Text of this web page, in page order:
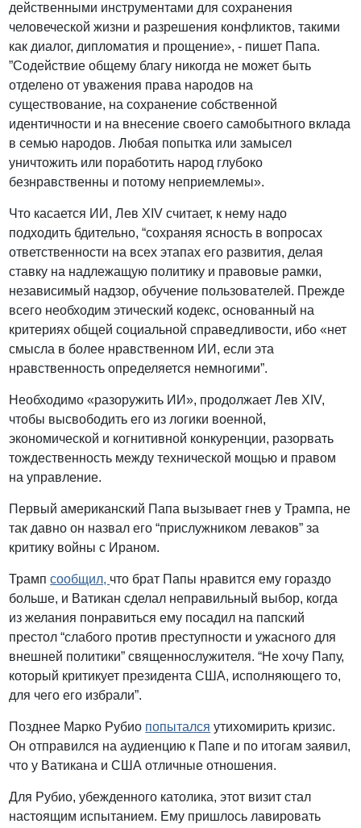
действенными инструментами для сохранения
человеческой жизни и разрешения конфликтов, такими
как диалог, дипломатия и прощение», - пишет Папа.
”Содействие общему благу никогда не может быть
отделено от уважения права народов на
существование, на сохранение собственной
идентичности и на внесение своего самобытного вклада
в семью народов. Любая попытка или замысел
уничтожить или поработить народ глубоко
безнравственны и потому неприемлемы».
Что касается ИИ, Лев XIV считает, к нему надо
подходить бдительно, “сохраняя ясность в вопросах
ответственности на всех этапах его развития, делая
ставку на надлежащую политику и правовые рамки,
независимый надзор, обучение пользователей. Прежде
всего необходим этический кодекс, основанный на
критериях общей социальной справедливости, ибо «нет
смысла в более нравственном ИИ, если эта
нравственность определяется немногими”.
Необходимо «разоружить ИИ», продолжает Лев XIV,
чтобы высвободить его из логики военной,
экономической и когнитивной конкуренции, разорвать
тождественность между технической мощью и правом
на управление.
Первый американский Папа вызывает гнев у Трампа, не
так давно он назвал его “прислужником леваков” за
критику войны с Ираном.
Трампсообщил, что брат Папы нравится ему гораздо
больше, и Ватикан сделал неправильный выбор, когда
из желания понравиться ему посадил на папский
престол “слабого против преступности и ужасного для
внешней политики” священнослужителя. “Не хочу Папу,
который критикует президента США, исполняющего то,
для чего его избрали”.
Позднее Марко Рубио попытался утихомирить кризис.
Он отправился на аудиенцию к Папе и по итогам заявил,
что у Ватикана и США отличные отношения.
Для Рубио, убежденного католика, этот визит стал
настоящим испытанием. Ему пришлось лавировать